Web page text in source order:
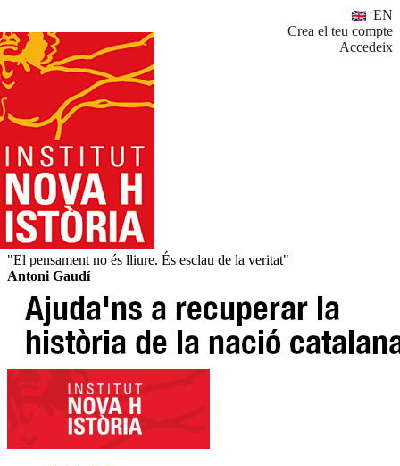
EN
Crea el teu compte
Accedeix
"El pensament no és lliure. És esclau de la veritat"
Antoni Gaudí